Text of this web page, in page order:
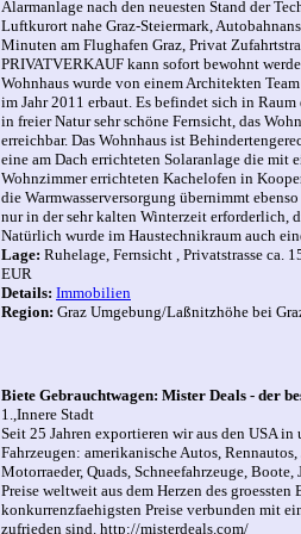
Alarmanlage nach den neuesten Stand der
Luftkurort nahe Graz-Steiermark,
Minuten am Flughafen Graz, Privat
PRIVATVERKAUF kann sofort bewohnt
Wohnhaus wurde von einem Architekten
im Jahr 2011 erbaut. Es befindet sich in
in freier Natur sehr schöne Fernsicht, das
erreichbar. Das Wohnhaus ist
eine am Dach errichteten Solaranlage die mit
Wohnzimmer errichteten Kachelofen in
die Warmwasserversorgung übernimmt
nur in der sehr kalten Winterzeit erforderlich,
Natürlich wurde im Haustechnikraum auch
Lage: Ruhelage, Fernsicht , Privatstrasse ca.
EUR
Details: Immobilien
Region: Graz Umgebung/Laßnitzhöhe bei
Biete Gebrauchtwagen: Mister Deals - der
1.,Innere Stadt
Seit 25 Jahren exportieren wir aus den USA
Fahrzeugen: amerikanische Autos,
Motorraeder, Quads, Schneefahrzeuge,
Preise weltweit aus dem Herzen des
konkurrenzfaehigsten Preise verbunden mit
zufrieden sind. http://misterdeals.com/